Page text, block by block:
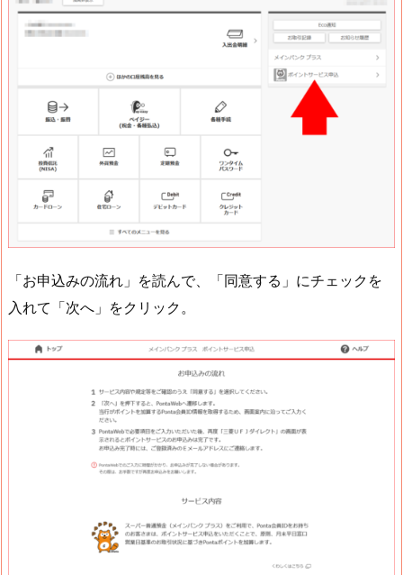
「お申込みの流れ」を読んで、「同意する」にチェックを
入れて「次へ」をクリック。